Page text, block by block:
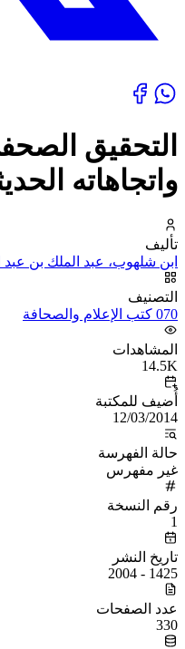
التحقيق
واتجاهاته
تأليف
ابن شلهوب، عبد الملك بن عبد
التصنيف
070 كتب الإعلام والصحافة
المشاهدات
14.5K
أُضيف للمكتبة
12/03/2014
حالة الفهرسة
غير مفهرس
رقم النسخة
1
تاريخ النشر
1425 - 2004
عدد الصفحات
330